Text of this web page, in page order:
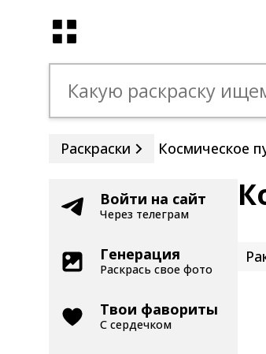
Раскраски Космическое
Войти на сайт
Через телеграм
Генерация
Раскрась свое фото
Твои фавориты
С сердечком